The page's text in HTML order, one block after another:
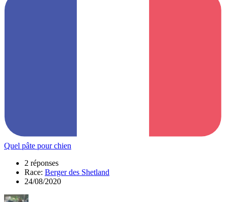
Quel pâte pour chien
2 réponses
Race: Berger des Shetland
24/08/2020